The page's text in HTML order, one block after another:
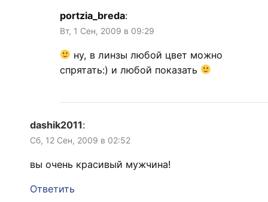
portzia_breda:
Вт, 1 Сен, 2009 в 09:29
ну, в линзы любой цвет можно
спрятать:) и любой показать
dashik2011:
Сб, 12 Сен, 2009 в 02:52
вы очень красивый мужчина!
Ответить